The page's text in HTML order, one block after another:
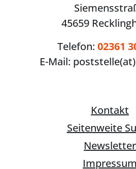
45659
Telefon: 02361
E-Mail:
Kontakt
Seitenweite
Newsletter
Impressum